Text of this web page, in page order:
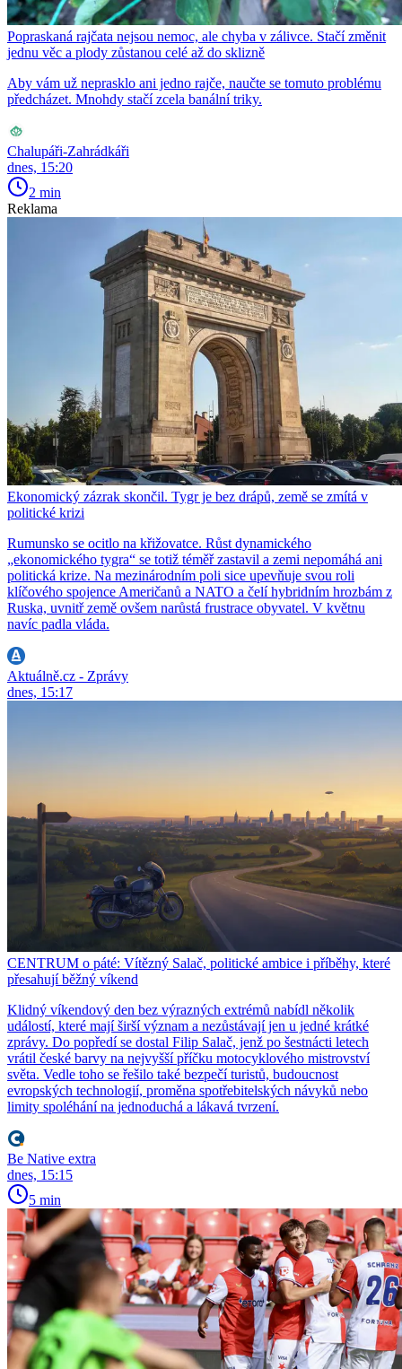
Popraskaná rajčata nejsou nemoc, ale chyba v zálivce. Stačí změnit
jednu věc a plody zůstanou celé až do sklizně
Aby vám už neprasklo ani jedno rajče, naučte se tomuto problému
předcházet. Mnohdy stačí zcela banální triky.
Chalupáři-Zahrádkáři
dnes, 15:20
2 min
Reklama
Ekonomický zázrak skončil. Tygr je bez drápů, země se zmítá v
politické krizi
Rumunsko se ocitlo na křižovatce. Růst dynamického
„ekonomického tygra“ se totiž téměř zastavil a zemi nepomáhá ani
politická krize. Na mezinárodním poli sice upevňuje svou roli
klíčového spojence Američanů a NATO a čelí hybridním hrozbám z
Ruska, uvnitř země ovšem narůstá frustrace obyvatel. V květnu
navíc padla vláda.
Aktuálně.cz - Zprávy
dnes, 15:17
CENTRUM o páté: Vítězný Salač, politické ambice i příběhy, které
přesahují běžný víkend
Klidný víkendový den bez výrazných extrémů nabídl několik
událostí, které mají širší význam a nezůstávají jen u jedné krátké
zprávy. Do popředí se dostal Filip Salač, jenž po šestnácti letech
vrátil české barvy na nejvyšší příčku motocyklového mistrovství
světa. Vedle toho se řešilo také bezpečí turistů, budoucnost
evropských technologií, proměna spotřebitelských návyků nebo
limity spoléhání na jednoduchá a lákavá tvrzení.
Be Native extra
dnes, 15:15
5 min